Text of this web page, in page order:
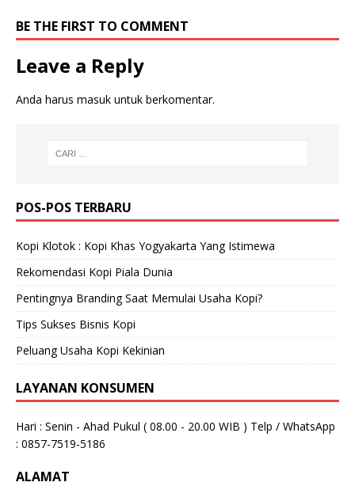
BE THE FIRST TO COMMENT
Leave a Reply
Anda harus masuk untuk berkomentar.
POS-POS TERBARU
Kopi Klotok : Kopi Khas Yogyakarta Yang Istimewa
Rekomendasi Kopi Piala Dunia
Pentingnya Branding Saat Memulai Usaha Kopi?
Tips Sukses Bisnis Kopi
Peluang Usaha Kopi Kekinian
LAYANAN KONSUMEN
Hari : Senin - Ahad Pukul ( 08.00 - 20.00 WIB ) Telp / WhatsApp
: 0857-7519-5186
ALAMAT